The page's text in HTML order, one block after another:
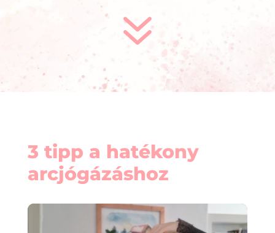
7
3 tipp a hatékony
arcjógázáshoz